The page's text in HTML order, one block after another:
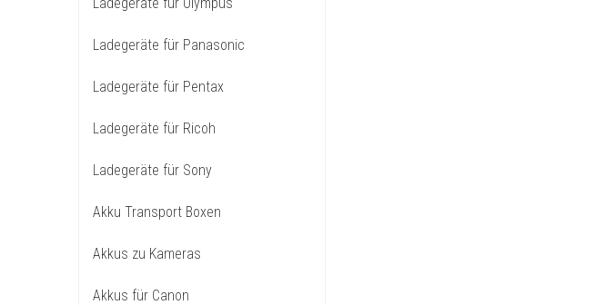
Ladegeräte für Panasonic
Ladegeräte für Pentax
Ladegeräte für Ricoh
Ladegeräte für Sony
Akku Transport Boxen
Akkus zu Kameras
Akkus für Canon